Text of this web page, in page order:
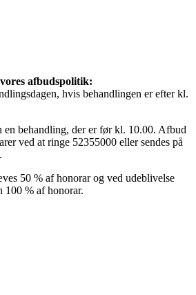
afbudspolitik:
hvis behandlingen er efter kl.
en behandling, der er før kl. 10.00. Afbud
ved at ringe 52355000 eller sendes på
50 % af honorar og ved udeblivelse
100 % af honorar.